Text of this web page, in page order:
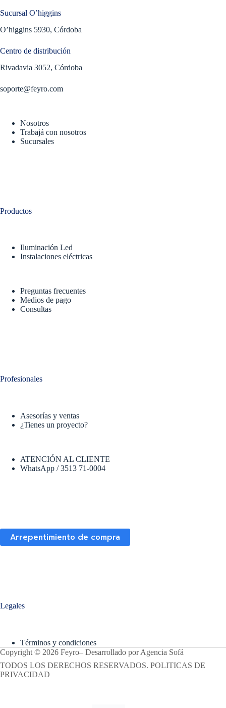
Sucursal O’higgins
O’higgins 5930, Córdoba
Centro de distribución
Rivadavia 3052, Córdoba
soporte@feyro.com
Nosotros
Trabajá con nosotros
Sucursales
Productos
Iluminación Led
Instalaciones eléctricas
Preguntas frecuentes
Medios de pago
Consultas
Profesionales
Asesorías y ventas
¿Tienes un proyecto?
ATENCIÓN AL CLIENTE
WhatsApp / 3513 71-0004
Arrepentimiento de compra
Legales
Términos y condiciones
Copyright © 2026 Feyro– Desarrollado porAgencia Sofá
TODOS LOS DERECHOS RESERVADOS. POLITICAS DE
PRIVACIDAD